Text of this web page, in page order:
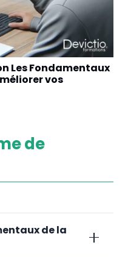
Les Fondamentaux
vos
de
de la